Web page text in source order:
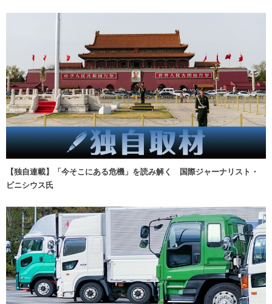
【独自連載】「今そこにある危機」を読み解く 国際ジャーナリスト・
ビニシウス氏